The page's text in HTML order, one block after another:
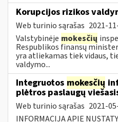
Korupcijos rizikos
Web turinio sąrašas 2021-
Valstybinėje mokesčių
Respublikos finansų
yra atliekamas tiek vidaus,
valdymo...
Integruotos mokesčių
plėtros paslaugų
Web turinio sąrašas 2021-
INFORMACIJA APIE